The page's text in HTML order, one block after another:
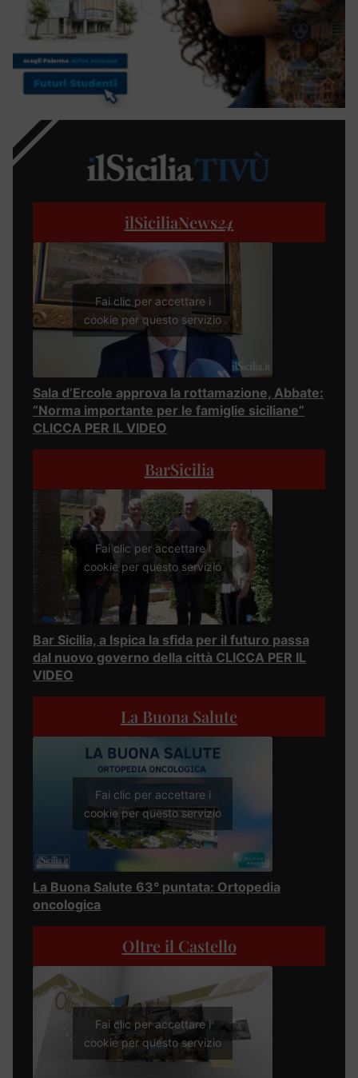
ilSiciliaNews24
Fai clic per accettare i
cookie per questo servizio
Sala d’Ercole approva la rottamazione, Abbate:
“Norma importante per le famiglie siciliane”
CLICCA PER IL VIDEO
BarSicilia
Fai clic per accettare i
cookie per questo servizio
Bar Sicilia, a Ispica la sfida per il futuro passa
dal nuovo governo della città CLICCA PER IL
VIDEO
La Buona Salute
Fai clic per accettare i
cookie per questo servizio
La Buona Salute 63° puntata: Ortopedia
oncologica
Oltre il Castello
Fai clic per accettare i
cookie per questo servizio